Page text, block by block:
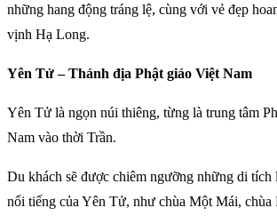
những hang động tráng lệ, cùng với vẻ đẹp
vịnh Hạ Long.
Yên Tử – Thánh địa Phật giáo Việt Nam
Yên Tử là ngọn núi thiêng, từng là trung tâm
Nam vào thời Trần.
Du khách sẽ được chiêm ngưỡng những di tích
nổi tiếng của Yên Tử, như chùa Một Mái, chùa